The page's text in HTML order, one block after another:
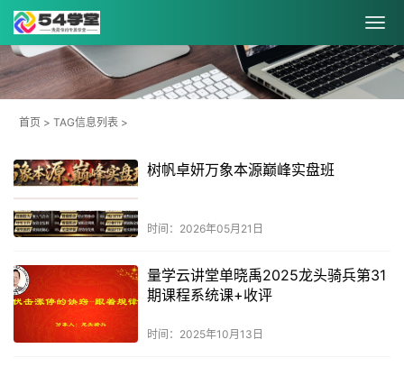
首页 > TAG信息列表 >
树帆卓妍万象本源巅峰实盘班
时间：2026年05月21日
量学云讲堂单晓禹2025龙头骑兵第31
期课程系统课+收评
时间：2025年10月13日